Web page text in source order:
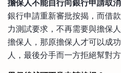
擔保人不能自行向銀行申請取
銀行申請重新審批按揭，而借
力測試要求，不再需要與擔保
擔保人，那原擔保人才可以成
人，最後分手而一方拒絕幫對